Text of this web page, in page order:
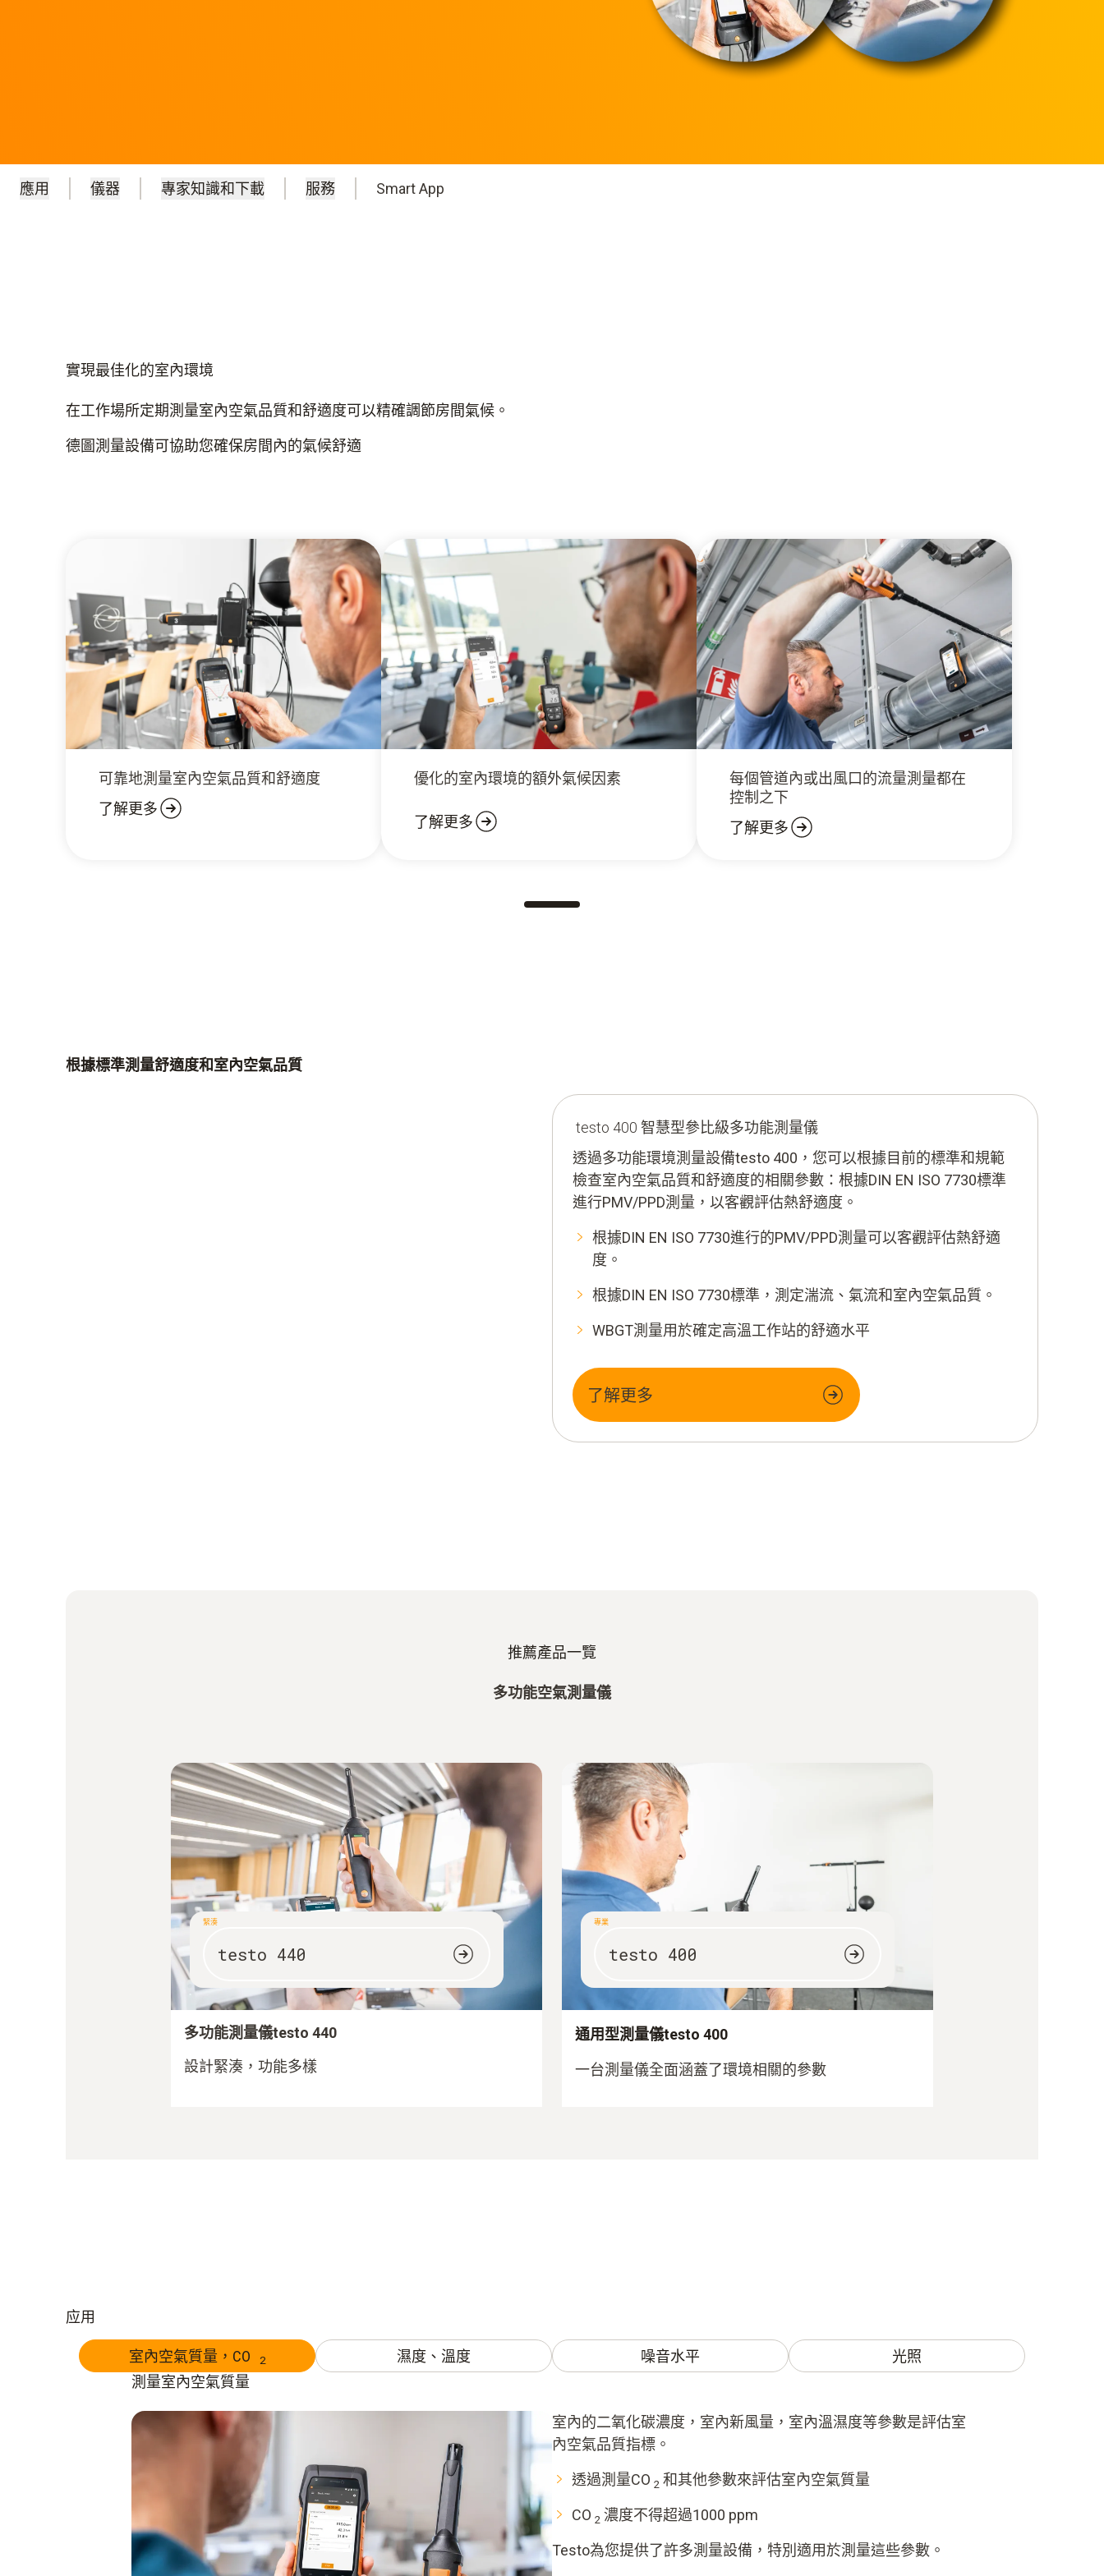
應用 儀器 專家知識和下載 服務 Smart App
實現最佳化的室內環境
在工作場所定期測量室內空氣品質和舒適度可以精確調節房間氣候。
德圖測量設備可協助您確保房間內的氣候舒適
可靠地測量室內空氣品質和舒適度
了解更多
優化的室內環境的額外氣候因素
了解更多
每個管道內或出風口的流量測量都在
控制之下
了解更多
根據標準測量舒適度和室內空氣品質
testo 400 智慧型參比級多功能測量儀
透過多功能環境測量設備testo 400，您可以根據目前的標準和規範
檢查室內空氣品質和舒適度的相關參數：根據DIN EN ISO 7730標準
進行PMV/PPD測量，以客觀評估熱舒適度。
根據DIN EN ISO 7730進行的PMV/PPD測量可以客觀評估熱舒適
度。
根據DIN EN ISO 7730標準，測定湍流、氣流和室內空氣品質。
WBGT測量用於確定高溫工作站的舒適水平
了解更多
推薦產品一覽
多功能空氣測量儀
緊湊
testo 440
多功能測量儀testo 440
設計緊湊，功能多樣
專業
testo 400
通用型測量儀testo 400
一台測量儀全面涵蓋了環境相關的參數
应用
室內空氣質量，CO 2 濕度、溫度 噪音水平 光照
測量室內空氣質量
室內的二氧化碳濃度，室內新風量，室內溫濕度等參數是評估室
內空氣品質指標。
透過測量CO 2 和其他參數來評估室內空氣質量
CO 2 濃度不得超過1000 ppm
Testo為您提供了許多測量設備，特別適用於測量這些參數。